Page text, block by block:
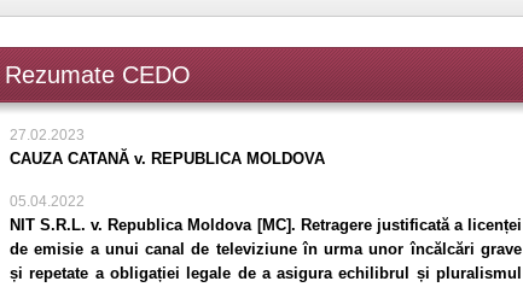
Rezumate CEDO
27.02.2023
CAUZA CATANĂ v. REPUBLICA MOLDOVA
05.04.2022
NIT S.R.L. v. Republica Moldova [MC]. Retragere justificată a licenței
de emisie a unui canal de televiziune în urma unor încălcări grave
și repetate a obligației legale de a asigura echilibrul și pluralismul